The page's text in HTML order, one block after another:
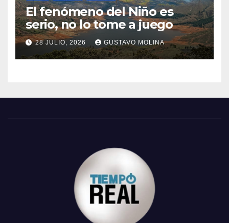
El fenómeno del Niño es
serio, no lo tome a juego
28 JULIO, 2026 GUSTAVO MOLINA